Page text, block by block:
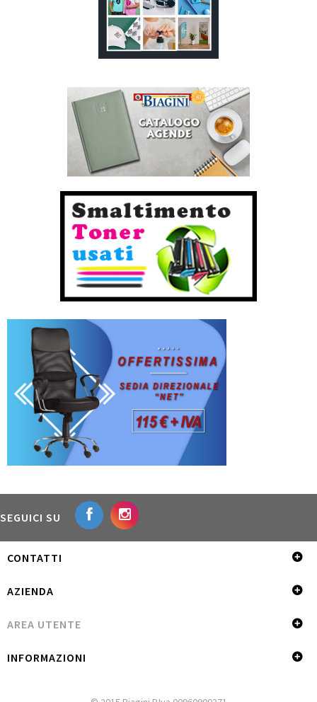
SEGUICI SU
CONTATTI
AZIENDA
AREA UTENTE
INFORMAZIONI